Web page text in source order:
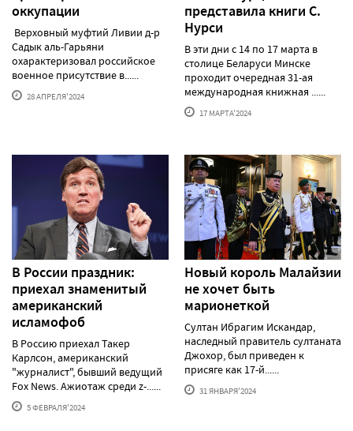
оккупации
Верховный муфтий Ливии д-р
Садык аль-Гарьяни
охарактеризовал российское
военное присутствие в......
28 АПРЕЛЯ'2024
представила книги С.
Нурси
В эти дни с 14 по 17 марта в
столице Беларуси Минске
проходит очередная 31-ая
международная книжная ......
17 МАРТА'2024
В России праздник:
приехал знаменитый
американский
исламофоб
В Россию приехал Такер
Карлсон, американский
"журналист", бывший ведущий
Fox News. Ажиотаж среди z-......
5 ФЕВРАЛЯ'2024
Новый король Малайзии
не хочет быть
марионеткой
Султан Ибрагим Искандар,
наследный правитель султаната
Джохор, был приведен к
присяге как 17-й......
31 ЯНВАРЯ'2024